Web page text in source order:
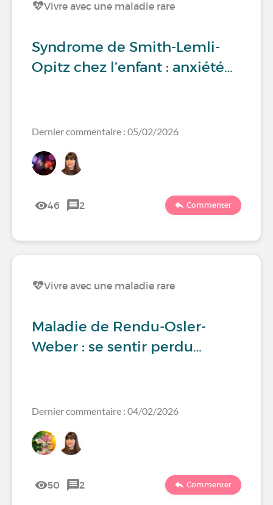
Vivre avec une maladie rare
Syndrome de Smith-Lemli-
Opitz chez l’enfant : anxiété…
Dernier commentaire : 05/02/2026
46 2 Commenter
Vivre avec une maladie rare
Maladie de Rendu-Osler-
Weber : se sentir perdu…
Dernier commentaire : 04/02/2026
50 2 Commenter